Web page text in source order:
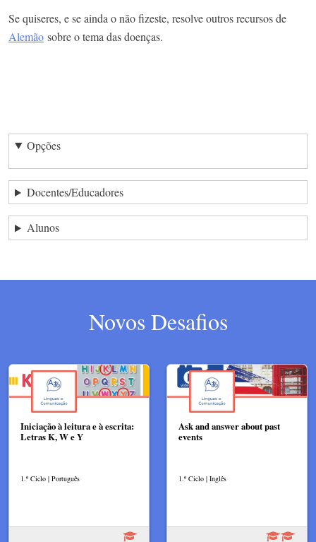
Se quiseres, e se ainda o não fizeste, resolve outros recursos de
Alemão sobre o tema das doenças.
Opções
Docentes/Educadores
Alunos
Novos Desafios
Iniciação à leitura e à escrita:
Letras K, W e Y
1.º Ciclo | Português
Ask and answer about past
events
1.º Ciclo | Inglês